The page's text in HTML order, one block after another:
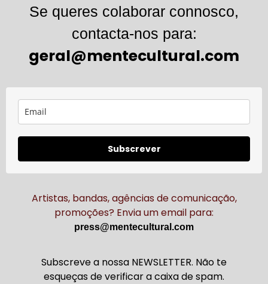
Se queres colaborar connosco,
contacta-nos para:
geral@mentecultural.com
Subscrever
Artistas, bandas, agências de comunicação,
promoções? Envia um email para:
press@mentecultural.com
Subscreve a nossa NEWSLETTER. Não te
esqueças de verificar a caixa de spam.